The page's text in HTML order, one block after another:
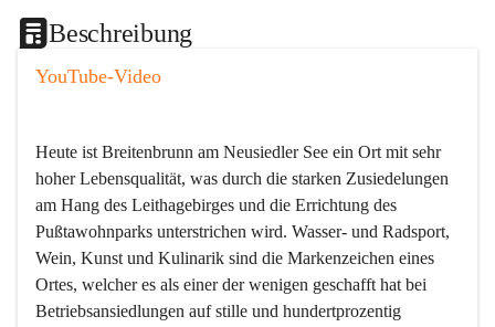
Beschreibung
YouTube-Video
Heute ist Breitenbrunn am Neusiedler See ein Ort mit sehr
hoher Lebensqualität, was durch die starken Zusiedelungen
am Hang des Leithagebirges und die Errichtung des
Pußtawohnparks unterstrichen wird. Wasser- und Radsport,
Wein, Kunst und Kulinarik sind die Markenzeichen eines
Ortes, welcher es als einer der wenigen geschafft hat bei
Betriebsansiedlungen auf stille und hundertprozentig